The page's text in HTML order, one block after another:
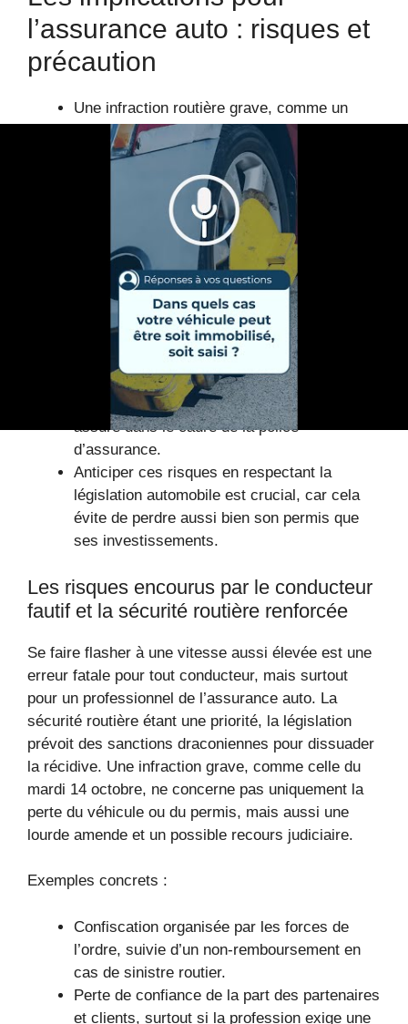
l’assurance auto : risques et
précaution
Une infraction routière grave, comme un
excès de vitesse à 194 km/h, met gravement
en danger la sécurité routière.
Ce type d’infraction entraîne souvent la
suspension ou le retrait définitif du contrat
d’assurance auto, car le conducteur fautif
est considéré comme non assurant.
En cas de sinistre routier, l’assureur peut
refuser de couvrir les dégâts, cautionnant
ainsi une majorité de pertes financières pour
le conducteur concerné.
Ce non-remboursement intervient aussi dans
le contexte d’un véhicule saisi ou confisqué,
car celui-ci n’est plus considéré comme
assuré dans le cadre de la police
d’assurance.
Anticiper ces risques en respectant la
législation automobile est crucial, car cela
évite de perdre aussi bien son permis que
ses investissements.
Les risques encourus par le conducteur
fautif et la sécurité routière renforcée
Se faire flasher à une vitesse aussi élevée est une
erreur fatale pour tout conducteur, mais surtout
pour un professionnel de l’assurance auto. La
sécurité routière étant une priorité, la législation
prévoit des sanctions draconiennes pour dissuader
la récidive. Une infraction grave, comme celle du
mardi 14 octobre, ne concerne pas uniquement la
perte du véhicule ou du permis, mais aussi une
lourde amende et un possible recours judiciaire.
Exemples concrets :
Confiscation organisée par les forces de
l’ordre, suivie d’un non-remboursement en
cas de sinistre routier.
Perte de confiance de la part des partenaires
et clients, surtout si la profession exige une